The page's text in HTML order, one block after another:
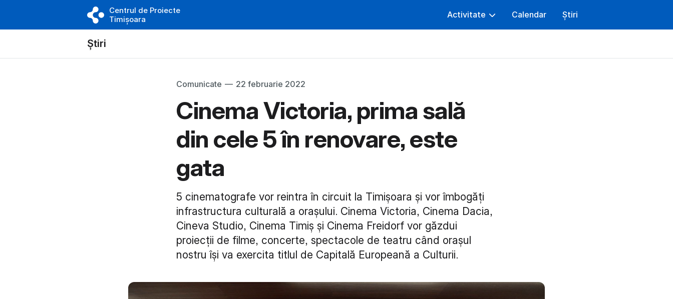
Centrul de Proiecte
Timișoara
Activitate Calendar Știri
Știri
Comunicate — 22 februarie 2022
Cinema Victoria, prima sală
din cele 5 în renovare, este
gata
5 cinematografe vor reintra în circuit la Timișoara și vor îmbogăți
infrastructura culturală a orașului. Cinema Victoria, Cinema Dacia,
Cineva Studio, Cinema Timiș și Cinema Freidorf vor găzdui
proiecții de filme, concerte, spectacole de teatru când orașul
nostru își va exercita titlul de Capitală Europeană a Culturii.